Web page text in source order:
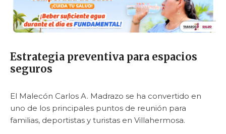
Estrategia preventiva para espacios
seguros
El Malecón Carlos A. Madrazo se ha convertido en
uno de los principales puntos de reunión para
familias, deportistas y turistas en Villahermosa.